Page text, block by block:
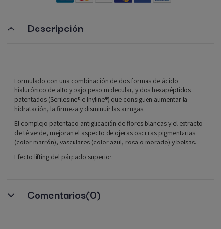
Descripción
Formulado con una combinación de dos formas de ácido
hialurónico de alto y bajo peso molecular, y dos hexapéptidos
patentados (Serilesine® e Inyline®) que consiguen aumentar la
hidratación, la firmeza y disminuir las arrugas.
El complejo patentado antiglicación de flores blancas y el extracto
de té verde, mejoran el aspecto de ojeras oscuras pigmentarias
(color marrón), vasculares (color azul, rosa o morado) y bolsas.
Efecto lifting del párpado superior.
Comentarios(0)